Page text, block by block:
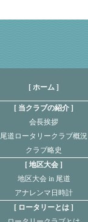
[ ホーム ]
当クラブの紹介
会長挨拶
尾道ロータリークラブ概況
クラブ略史
地区大会
地区大会 in 尾道
アナレンマ日時計
ロータリーとは